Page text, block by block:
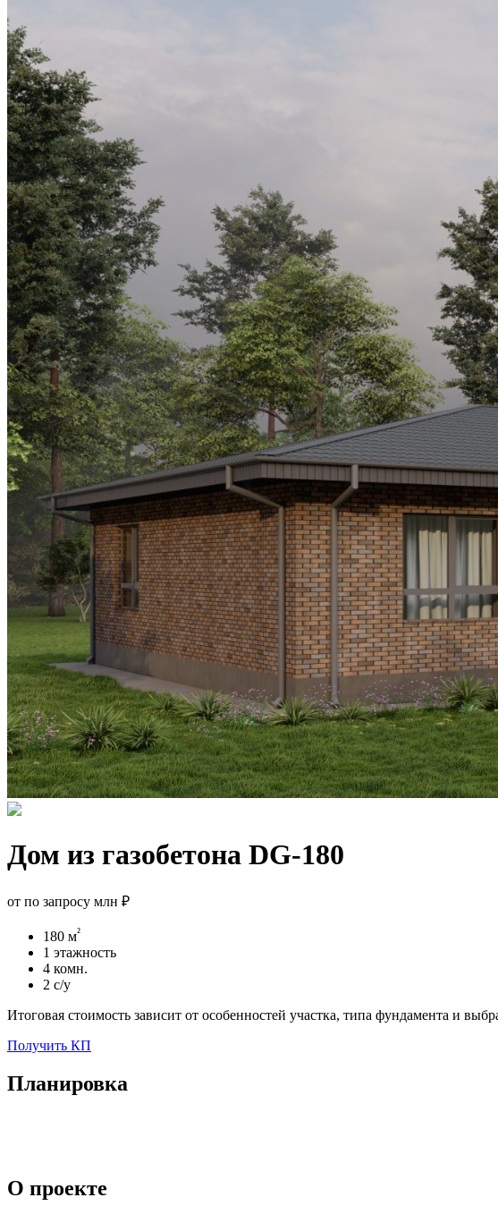
Дом из газобетона DG-180
от по запросу млн ₽
180 м²
1 этажность
4 комн.
2 с/у
Итоговая стоимость зависит от особенностей участка, типа фундамента и
Получить КП
Планировка
О проекте